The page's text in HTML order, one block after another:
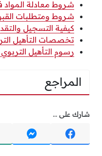
شروط معادلة المواد
شروط ومتطلبات
كيفية التسجيل
تخصصات التأهيل
رسوم التأهيل التربوي
المراجع
شارك على ...